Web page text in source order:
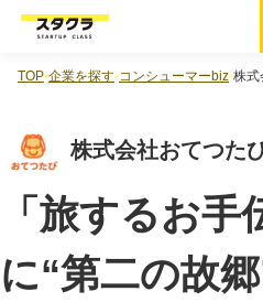
企業を探す
適性診断 無料・5分
スタクラが選ばれる理由
TOP 企業を探す コンシューマーbiz 株式
株式会社おてつた
「旅するお
に“第二の故郷